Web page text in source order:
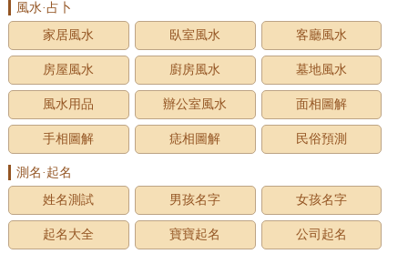
風水·占卜
家居風水
臥室風水 客廳風水
房屋風水 廚房風水 墓地風水
風水用品 辦公室風水 面相圖解
手相圖解 痣相圖解 民俗預測
測名·起名
姓名測試
男孩名字 女孩名字
起名大全 寶寶起名 公司起名